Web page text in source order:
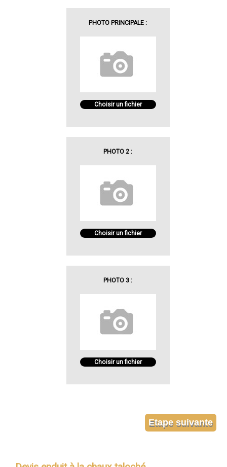
PHOTO PRINCIPALE :
Choisir un fichier
PHOTO 2 :
Choisir un fichier
PHOTO 3 :
Choisir un fichier